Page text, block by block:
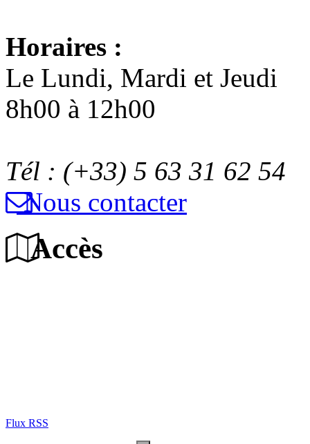
Horaires :
Le Lundi, Mardi et Jeudi
8h00 à 12h00
Tél : (+33) 5 63 31 62 54
Nous contacter
Accès
Flux RSS